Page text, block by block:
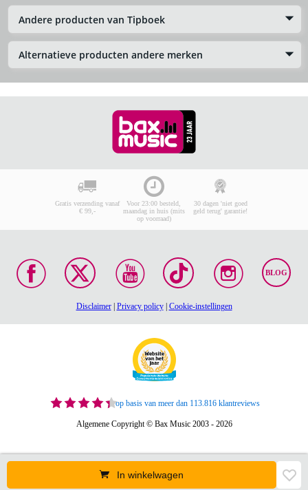
Andere producten van Tipboek
Alternatieve producten andere merken
In winkelwagen
Gratis verzending vanaf
€ 99,-
Voor 23:00 besteld,
maandag in huis (mits
op voorraad)
30 dagen 'niet goed
geld terug' garantie!
BLOG
Disclaimer| Privacy policy| Cookie-instellingen
op basis van meer dan 113.816 klantreviews
Algemene Copyright © Bax Music 2003 - 2026